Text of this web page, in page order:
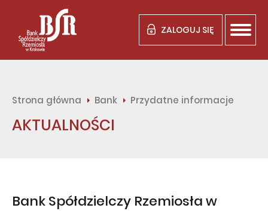
ZALOGUJ SIĘ
Strona główna Bank Przydatne informacje
AKTUALNOŚCI
Bank Spółdzielczy Rzemiosła w